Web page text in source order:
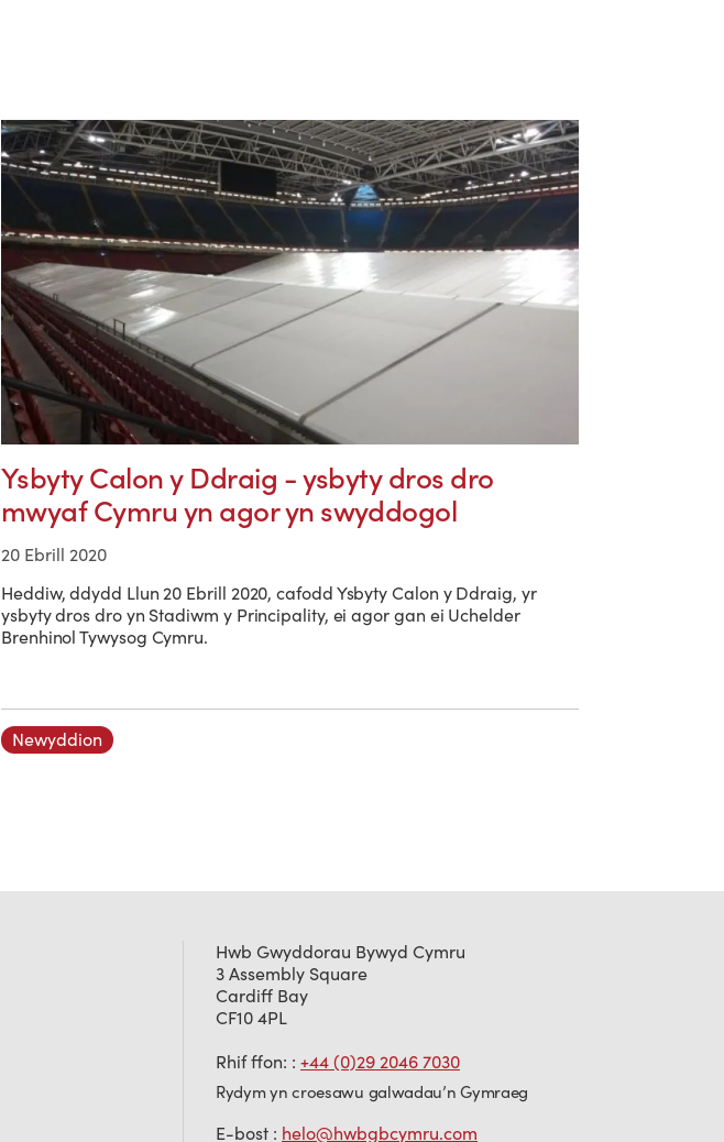
Ysbyty Calon y Ddraig - ysbyty dros dro
mwyaf Cymru yn agor yn swyddogol
20 Ebrill 2020
Heddiw, ddydd Llun 20 Ebrill 2020, cafodd Ysbyty Calon y Ddraig, yr
ysbyty dros dro yn Stadiwm y Principality, ei agor gan ei Uchelder
Brenhinol Tywysog Cymru.
Newyddion
Hwb Gwyddorau Bywyd Cymru
3 Assembly Square
Cardiff Bay
CF10 4PL
Rhif ffon: : +44 (0)29 2046 7030
Rydym yn croesawu galwadau’n Gymraeg
E-bost : helo@hwbgbcymru.com